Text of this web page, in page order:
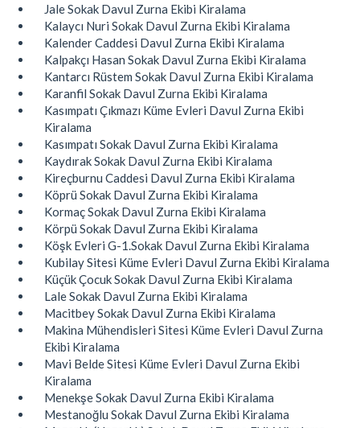
Jale Sokak Davul Zurna Ekibi Kiralama
Kalaycı Nuri Sokak Davul Zurna Ekibi Kiralama
Kalender Caddesi Davul Zurna Ekibi Kiralama
Kalpakçı Hasan Sokak Davul Zurna Ekibi Kiralama
Kantarcı Rüstem Sokak Davul Zurna Ekibi Kiralama
Karanfil Sokak Davul Zurna Ekibi Kiralama
Kasımpatı Çıkmazı Küme Evleri Davul Zurna Ekibi
Kiralama
Kasımpatı Sokak Davul Zurna Ekibi Kiralama
Kaydırak Sokak Davul Zurna Ekibi Kiralama
Kireçburnu Caddesi Davul Zurna Ekibi Kiralama
Köprü Sokak Davul Zurna Ekibi Kiralama
Kormaç Sokak Davul Zurna Ekibi Kiralama
Körpü Sokak Davul Zurna Ekibi Kiralama
Köşk Evleri G-1.Sokak Davul Zurna Ekibi Kiralama
Kubilay Sitesi Küme Evleri Davul Zurna Ekibi Kiralama
Küçük Çocuk Sokak Davul Zurna Ekibi Kiralama
Lale Sokak Davul Zurna Ekibi Kiralama
Macitbey Sokak Davul Zurna Ekibi Kiralama
Makina Mühendisleri Sitesi Küme Evleri Davul Zurna
Ekibi Kiralama
Mavi Belde Sitesi Küme Evleri Davul Zurna Ekibi
Kiralama
Menekşe Sokak Davul Zurna Ekibi Kiralama
Mestanoğlu Sokak Davul Zurna Ekibi Kiralama